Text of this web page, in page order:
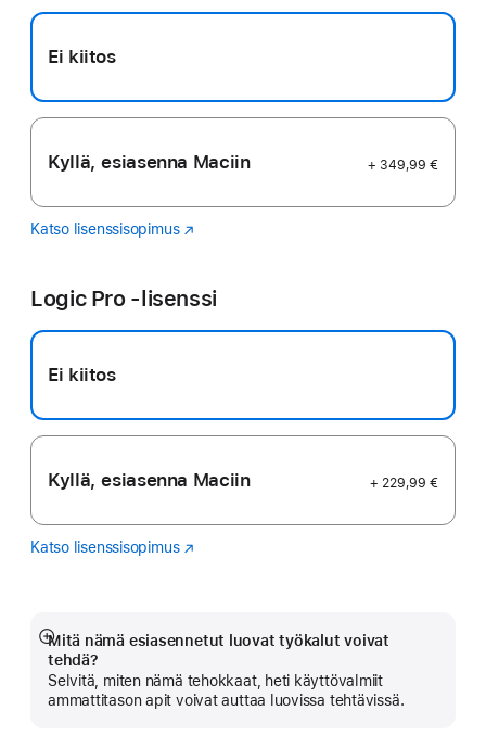
Ei kiitos
Kyllä, esiasenna Maciin + 349,99 €
Katso lisenssisopimusFinal
(Avautuu
Logic Pro ‑lisenssi
Ei kiitos
Kyllä, esiasenna Maciin + 229,99 €
Katso lisenssisopimusLogic
(Avautuu
Mitä nämä esiasennetut luovat työkalut voivat
tehdä?
Selvitä, miten nämä tehokkaat, heti käyttövalmiit
ammattitason apit voivat auttaa luovissa tehtävissä.
Näytä
lisää